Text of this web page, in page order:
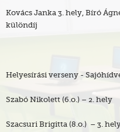
Kovács Janka 3. hely, Bíró
különdíj
Helyesírási verseny -
Szabó Nikolett (6.o.) – 2. hely
Szacsuri Brigitta (8.o.) – 3.